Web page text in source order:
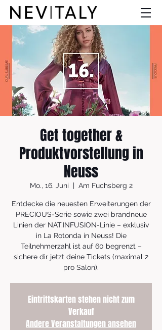
Get together &
Produktvorstellung in
Neuss
Mo., 16. Juni
  |
Am Fuchsberg 2
Entdecke die neuesten Erweiterungen der
PRECIOUS-Serie sowie zwei brandneue
Linien der NAT.INFUSION-Linie – exklusiv
in La Rotonda in Neuss! Die
Teilnehmerzahl ist auf 60 begrenzt –
sichere dir jetzt deine Tickets (maximal 2
pro Salon).
Eintrittskarten stehen nicht zum
Verkauf
Andere Veranstaltungen ansehen